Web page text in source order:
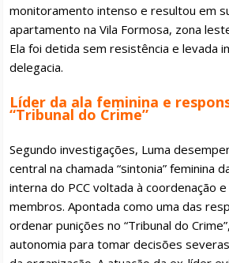
monitoramento intenso e resultou em
apartamento na Vila Formosa, zona
Ela foi detida sem resistência e levada
delegacia.
Líder da ala feminina e
“Tribunal do Crime”
Segundo investigações, Luma
central na chamada “sintonia” feminina
interna do PCC voltada à coordenação
membros. Apontada como uma das
ordenar punições no “Tribunal do
autonomia para tomar decisões